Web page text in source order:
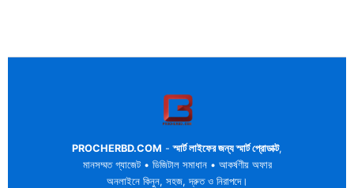
PROCHERBD.COM -স্মার্ট লাইফের জন্য স্মার্ট প্রোডাক্ট,
মানসম্মত গ্যাজেট • ডিজিটাল সমাধান • আকর্ষণীয় অফার
অনলাইনে কিনুন, সহজ, দ্রুত ও নিরাপদে।